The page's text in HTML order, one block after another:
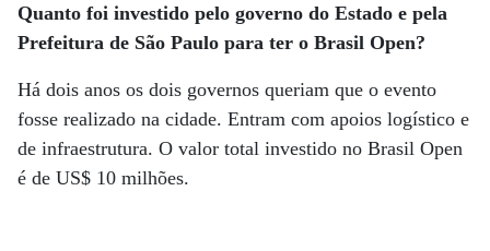
Quanto foi investido pelo governo do Estado e pela
Prefeitura de São Paulo para ter o Brasil Open?
Há dois anos os dois governos queriam que o evento
fosse realizado na cidade. Entram com apoios logístico e
de infraestrutura. O valor total investido no Brasil Open
é de US$ 10 milhões.